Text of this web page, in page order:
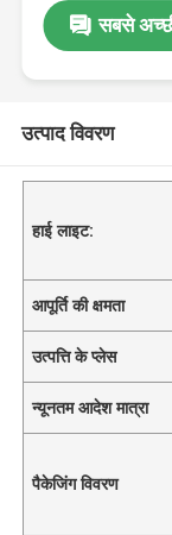
सबसे
उत्पाद विवरण
हाई लाइट:
आपूर्ति की क्षमता
उत्पत्ति के प्लेस
न्यूनतम आदेश मात्रा
पैकेजिंग विवरण